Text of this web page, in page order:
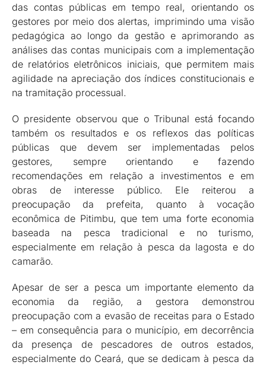
das contas públicas em tempo real, orientando os
gestores por meio dos alertas, imprimindo uma visão
pedagógica ao longo da gestão e aprimorando as
análises das contas municipais com a implementação
de relatórios eletrônicos iniciais, que permitem mais
agilidade na apreciação dos índices constitucionais e
na tramitação processual.
O presidente observou que o Tribunal está focando
também os resultados e os reflexos das políticas
públicas que devem ser implementadas pelos
gestores, sempre orientando e fazendo
recomendações em relação a investimentos e em
obras de interesse público. Ele reiterou a
preocupação da prefeita, quanto à vocação
econômica de Pitimbu, que tem uma forte economia
baseada na pesca tradicional e no turismo,
especialmente em relação à pesca da lagosta e do
camarão.
Apesar de ser a pesca um importante elemento da
economia da região, a gestora demonstrou
preocupação com a evasão de receitas para o Estado
– em consequência para o município, em decorrência
da presença de pescadores de outros estados,
especialmente do Ceará, que se dedicam à pesca da